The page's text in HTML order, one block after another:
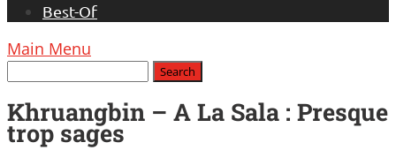
Best-Of
Main Menu
Khruangbin – A La Sala : Presque
trop sages